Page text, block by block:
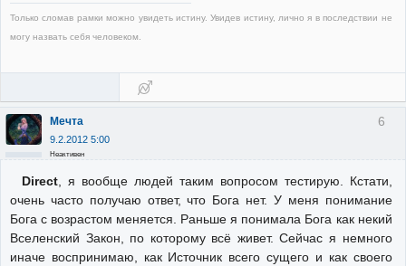
Только сломав рамки можно увидеть истину. Увидев истину, лично я в последствии не
могу назвать себя человеком.
6
Мечта
9.2.2012 5:00
Неактивен
Direct, я вообще людей таким вопросом тестирую. Кстати,
очень часто получаю ответ, что Бога нет. У меня понимание
Бога с возрастом меняется. Раньше я понимала Бога как некий
Вселенский Закон, по которому всё живет. Сейчас я немного
иначе воспринимаю, как Источник всего сущего и как своего